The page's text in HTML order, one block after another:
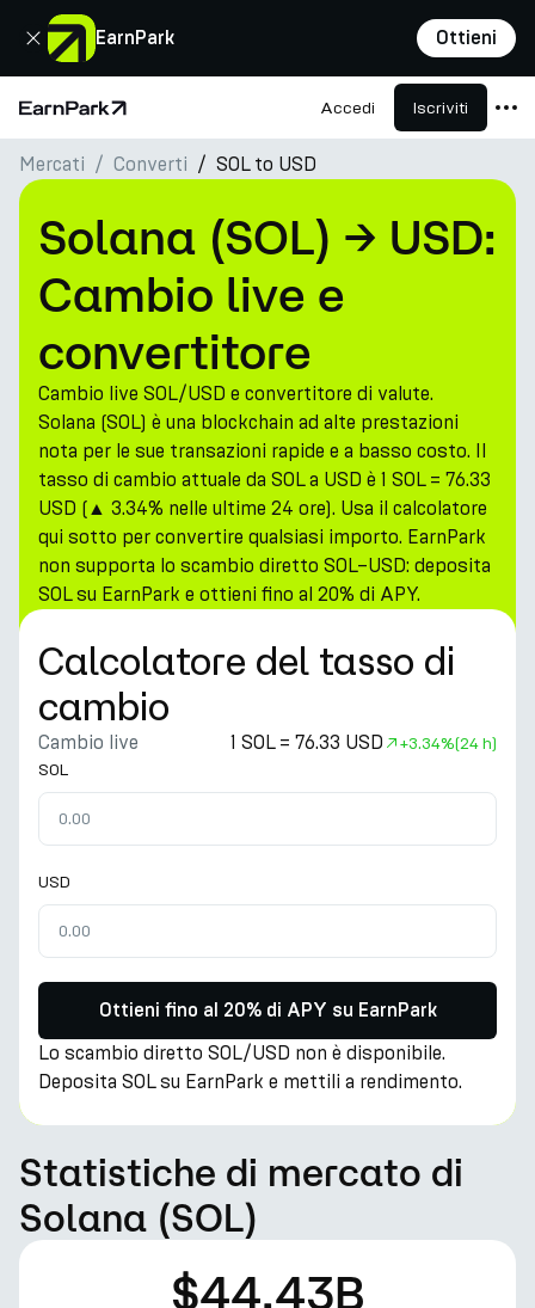
EarnPark Ottieni
Chiudi
Pagina principale Accedi Iscriviti
Prodotti
Mercati
Calcolatori
PARK Token
Risorse
Azienda
Mercati Converti SOL to USD
Solana (SOL) → USD:
Cambio live e
convertitore
Cambio live SOL/USD e convertitore di valute.
Solana (SOL) è una blockchain ad alte prestazioni
nota per le sue transazioni rapide e a basso costo. Il
tasso di cambio attuale da SOL a USD è 1 SOL = 76.33
USD (▲ 3.34% nelle ultime 24 ore). Usa il calcolatore
qui sotto per convertire qualsiasi importo. EarnPark
non supporta lo scambio diretto SOL–USD: deposita
SOL su EarnPark e ottieni fino al 20% di APY.
Calcolatore del tasso di
cambio
Cambio live 1 SOL = 76.33 USD +3.34%(24 h)
SOL
USD
Ottieni fino al 20% di APY su EarnPark
Lo scambio diretto SOL/USD non è disponibile.
Deposita SOL su EarnPark e mettili a rendimento.
Statistiche di mercato di
Solana (SOL)
$44.43B